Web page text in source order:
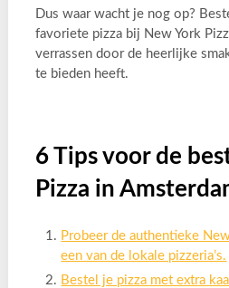
Dus waar wacht je nog op?
favoriete pizza bij New York
verrassen door de heerlijke
te bieden heeft.
6 Tips voor de
Pizza in
Probeer de authentieke
een van de lokale pizzeria’s.
Bestel je pizza met extra